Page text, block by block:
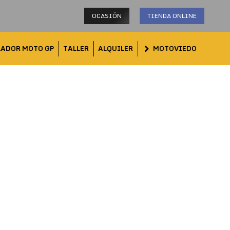
OCASIÓN TIENDA ONLINE
MOTO GP TALLER ALQUILER MOTOVIEDO